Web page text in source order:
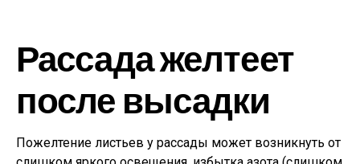
Рассада желтеет
после высадки
Пожелтение листьев у рассады может возникнуть от